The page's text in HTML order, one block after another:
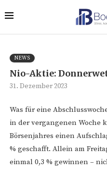
NEWS
Nio-Aktie:
31. Dezember 2023
Was für eine
in der vergangenen Woche
Börsenjahres einen
% geschafft. Allein am
einmal 0,3 % gewinnen –